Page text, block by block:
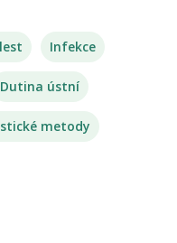
Infekce
Dutina ústní
metody